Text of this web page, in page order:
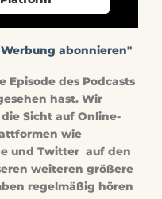
abonnieren"
Episode des Podcasts
hast. Wir
Sicht auf Online-
wie
und Twitter auf den
weiteren größere
regelmäßig hören